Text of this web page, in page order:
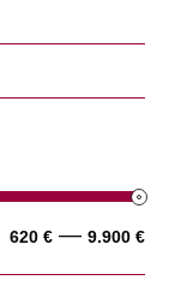
620 € — 9.900 €